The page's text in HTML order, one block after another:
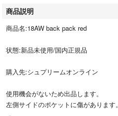
商品説明
商品名:18AW back pack red
状態:新品未使用/国内正規品
購入先:シュプリームオンライン
使用機会がないため出品します。
左側サイドのポケットに傷があります。